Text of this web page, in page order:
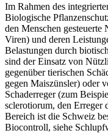
Im Rahmen des
Biologische
den Menschen
Viren) und deren
Belastungen durch
sind der Einsatz von
gegenüber tierischen
gegen Maiszünsler) oder
Schaderreger (zum
sclerotiorum, den Erreger
Bereich ist die Schweiz
Biocontroll, siehe